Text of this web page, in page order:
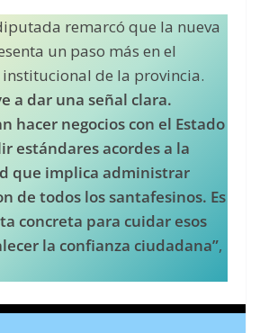
remarcó que la nueva
un paso más en el
de la provincia.
a dar una señal clara.
hacer negocios con el Estado
estándares acordes a la
que implica administrar
de todos los santafesinos. Es
concreta para cuidar esos
la confianza ciudadana”,